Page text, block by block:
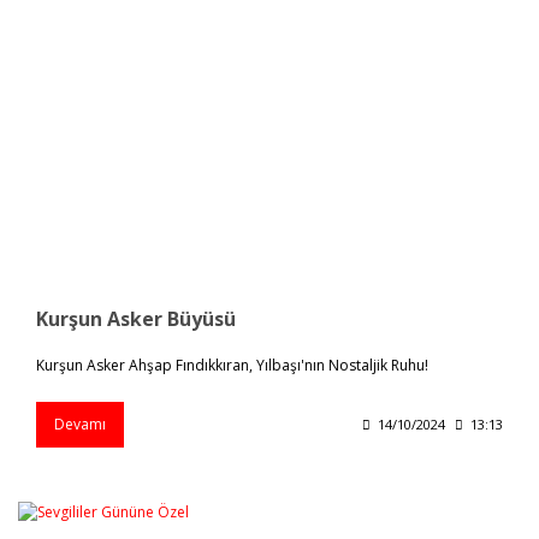
Kurşun Asker Büyüsü
Kurşun Asker Ahşap Fındıkkıran, Yılbaşı'nın Nostaljik Ruhu!
Devamı 14/10/2024 13:13